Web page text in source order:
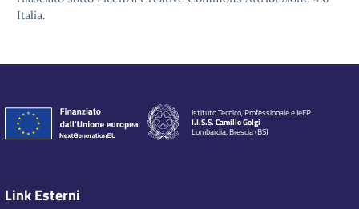
Italia.
Istituto Tecnico, Professionale e IeFP
I.I.S.S. Camillo Golgi
Lombardia, Brescia (BS)
Link Esterni